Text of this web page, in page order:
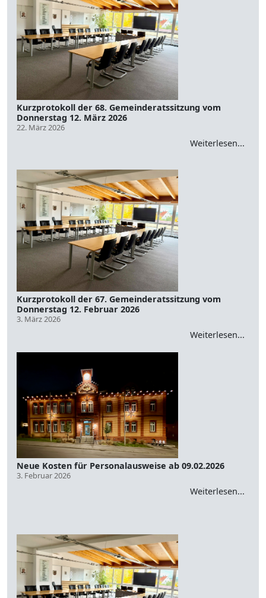
Kurzprotokoll der 68. Gemeinderatssitzung vom
Donnerstag 12. März 2026
22. März 2026
Weiterlesen...
Kurzprotokoll der 67. Gemeinderatssitzung vom
Donnerstag 12. Februar 2026
3. März 2026
Weiterlesen...
Neue Kosten für Personalausweise ab 09.02.2026
3. Februar 2026
Weiterlesen...